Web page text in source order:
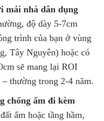
mái nhà dân dụng
độ dày 5-7cm
trình của bạn ở vùng
Tây Nguyên) hoặc có
sẽ mang lại ROI
thường trong 2-4 năm.
chống ẩm đi kèm
ẩm hoặc tầng hầm,